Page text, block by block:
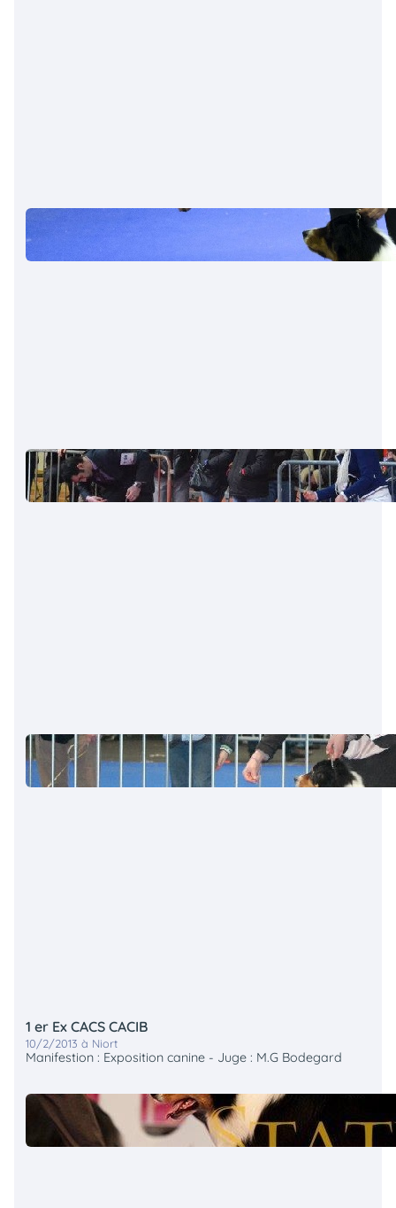
1 er Ex CACS CACIB
10/2/2013 à Niort
Manifestion : Exposition canine - Juge : M.G Bodegard